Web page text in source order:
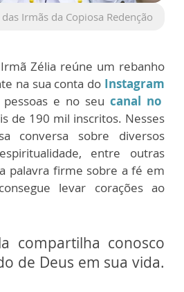
Irmãs da Copiosa Redenção
Zélia reúne um rebanho
na sua conta do Instagram
e no seu canal no
de 190 mil inscritos. Nesses
conversa sobre diversos
entre outras
palavra firme sobre a fé em
levar corações ao
compartilha conosco
de Deus em sua vida.